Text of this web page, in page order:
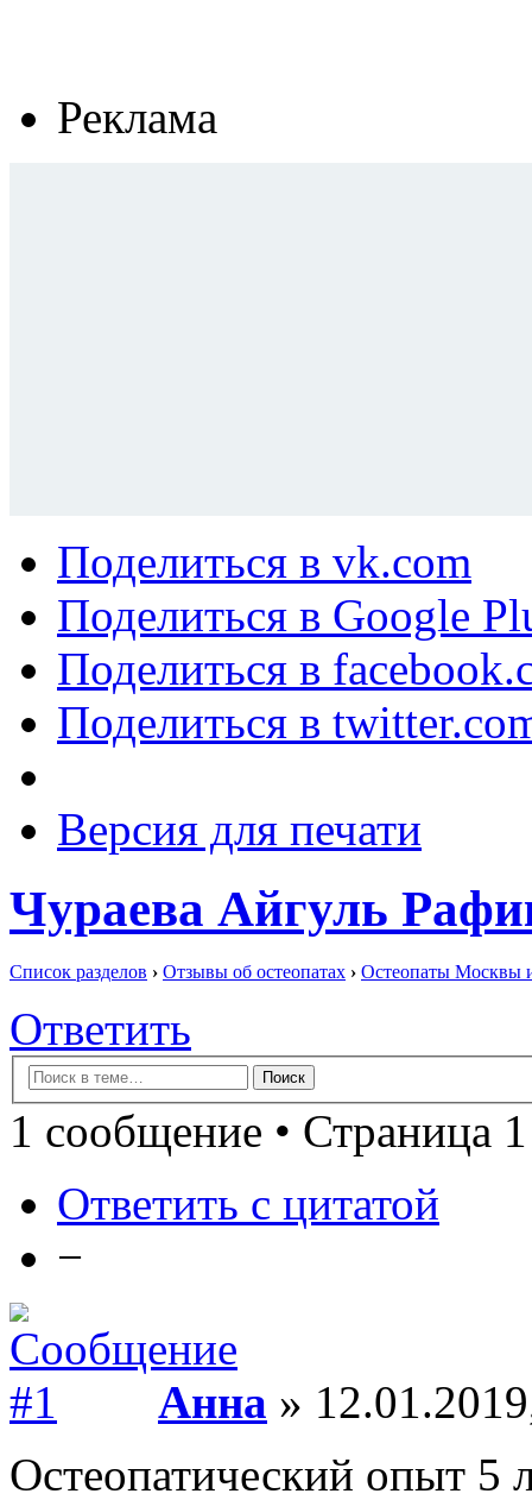
Реклама
Поделиться в vk.com
Поделиться в Google
Поделиться в
Поделиться в
Версия для печати
Чураева Айгуль
Список разделов › Отзывы об остеопатах › Остеопаты Москвы
Ответить
1 сообщение • Страница
Ответить с цитатой
−
Анна »
Остеопатический опыт 5